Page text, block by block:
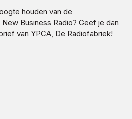
houden van de
New Business Radio? Geef je dan
van YPCA, De Radiofabriek!